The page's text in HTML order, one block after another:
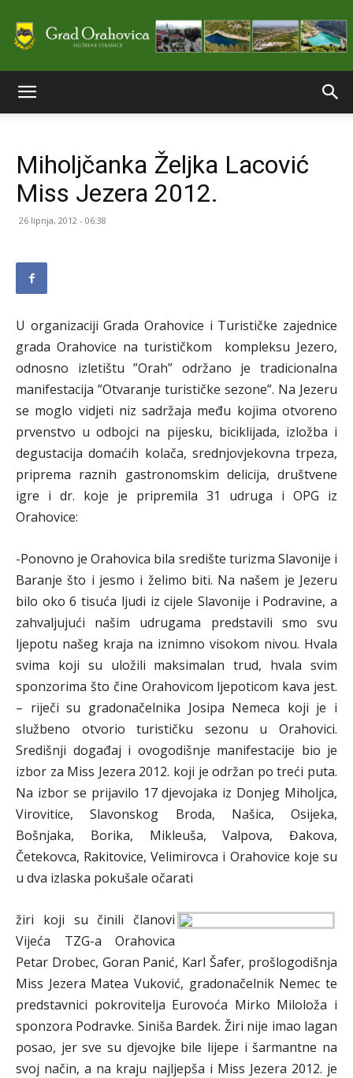
stranice
Miholjčanka Željka Lacović
Miss Jezera 2012.
26 lipnja, 2012 - 06:38
U organizaciji Grada Orahovice i Turističke zajednice
grada Orahovice na turističkom kompleksu Jezero,
odnosno izletištu ”Orah” održano je tradicionalna
manifestacija ”Otvaranje turističke sezone”. Na Jezeru
se moglo vidjeti niz sadržaja među kojima otvoreno
prvenstvo u odbojci na pijesku, biciklijada, izložba i
degustacija domaćih kolača, srednjovjekovna trpeza,
priprema raznih gastronomskim delicija, društvene
igre i dr. koje je pripremila 31 udruga i OPG iz
Orahovice:
-Ponovno je Orahovica bila središte turizma Slavonije i
Baranje što i jesmo i želimo biti. Na našem je Jezeru
bilo oko 6 tisuća ljudi iz cijele Slavonije i Podravine, a
zahvaljujući našim udrugama predstavili smo svu
ljepotu našeg kraja na iznimno visokom nivou. Hvala
svima koji su uložili maksimalan trud, hvala svim
sponzorima što čine Orahovicom ljepoticom kava jest.
– riječi su gradonačelnika Josipa Nemeca koji je i
službeno otvorio turističku sezonu u Orahovici.
Središnji događaj i ovogodišnje manifestacije bio je
izbor za Miss Jezera 2012. koji je održan po treći puta.
Na izbor se prijavilo 17 djevojaka iz Donjeg Miholjca,
Virovitice, Slavonskog Broda, Našica, Osijeka,
Bošnjaka, Borika, Mikleuša, Valpova, Đakova,
Četekovca, Rakitovice, Velimirovca i Orahovice koje su
u dva izlaska pokušale očarati
žiri koji su činili članovi
Vijeća TZG-a Orahovica
Petar Drobec, Goran Panić, Karl Šafer, prošlogodišnja
Miss Jezera Matea Vuković, gradonačelnik Nemec te
predstavnici pokrovitelja Eurovoća Mirko Miloloža i
sponzora Podravke. Siniša Bardek. Žiri nije imao lagan
posao, jer sve su djevojke bile lijepe i šarmantne na
svoj način, a na kraju najljepša i Miss Jezera 2012. je